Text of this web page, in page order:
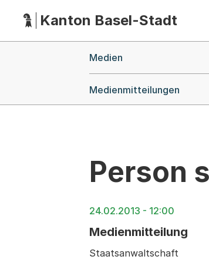
HauptnavigationKanton Basel-Stadt
Medien
Medienmitteilungen
Person
24.02.2013 - 12:00
Medienmitteilung
Staatsanwaltschaft